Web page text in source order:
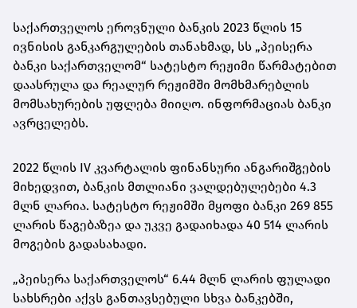
საქართველოს ეროვნული ბანკის 2023 წლის 15
ივნისის განკარგულების თანახმად, სს „პეისერა
ბანკი საქართველომ“ სატესტო რეჟიმი წარმატებით
დაასრულა და რეალურ რეჟიმში მომხმარებლის
მომსახურების უფლება მიიღო. ინფორმაციას ბანკი
ავრცელებს.
2022 წლის IV კვარტალის ფინანსური ანგარიშგების
მიხედვით, ბანკის მთლიანი ვალდებულებები 4.3
მლნ ლარია. სატესტო რეჟიმში მყოფი ბანკი 269 855
ლარის წაგებაზეა და უკვე გადაიხადა 40 514 ლარის
მოგების გადასახადი.
„პეისერა საქართველოს“ 6.44 მლნ ლარის ფულადი
სახსრები აქვს განთავსებული სხვა ბანკებში,